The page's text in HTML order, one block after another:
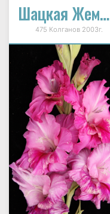
Шацкая Жемчужина
475 Колганов 2003г.